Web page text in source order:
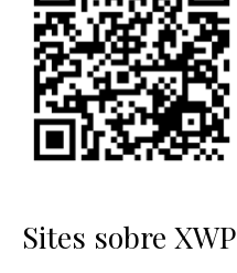
Sites sobre XWP